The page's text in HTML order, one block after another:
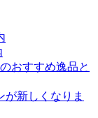
おすすめ逸品と
が新しくなりま